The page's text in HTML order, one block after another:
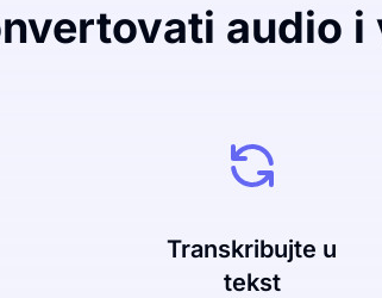
audio i
Transkribujte u
tekst